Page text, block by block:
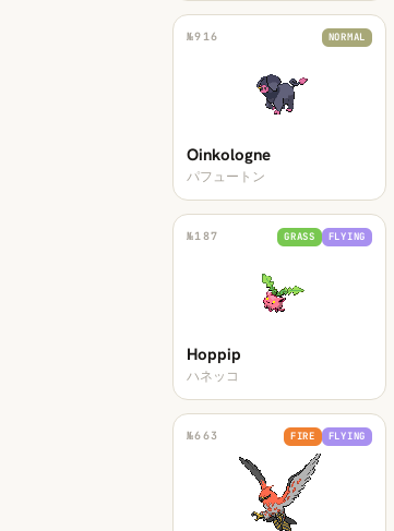
№916 NORMAL
Oinkologne
パフュートン
№187 GRASS FLYING
Hoppip
ハネッコ
№663 FIRE FLYING